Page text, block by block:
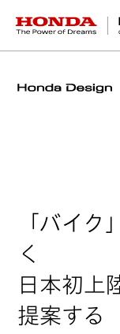
HONDA The
「バイク
く
日本初上
提案する